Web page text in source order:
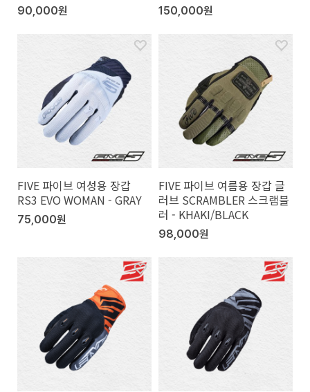
90,000원 150,000원
FIVE 파이브 여성용 장갑
RS3 EVO WOMAN - GRAY
75,000원
FIVE 파이브 여름용 장갑 글
러브 SCRAMBLER 스크램블
러 - KHAKI/BLACK
98,000원